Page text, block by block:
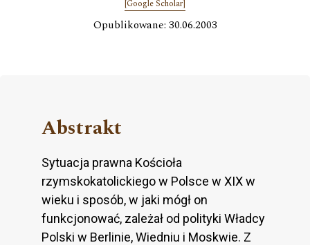
[Google Scholar]
Opublikowane: 30.06.2003
Abstrakt
Sytuacja prawna Kościoła
rzymskokatolickiego w Polsce w XIX w
wieku i sposób, w jaki mógł on
funkcjonować, zależał od polityki Władcy
Polski w Berlinie, Wiedniu i Moskwie. Z